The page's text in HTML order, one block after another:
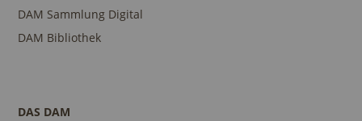
DAM Sammlung Digital
DAM Bibliothek
DAS DAM